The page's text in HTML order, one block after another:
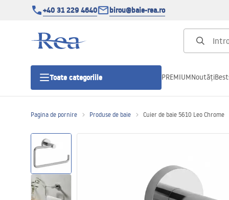
+40 31 229 4640 birou@baie-rea.ro
Toate categoriile
Usi pentru cabine de dus
Cadite de dus
PREMIUMNoutăți
Pagina de pornire Produse de baie Cuier de baie 5610 Leo Chrome